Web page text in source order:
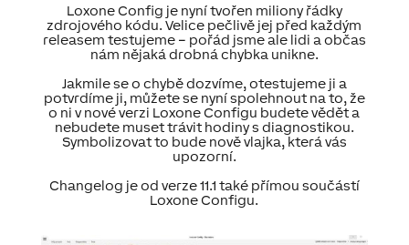
Loxone Config je nyní tvořen miliony řádky
zdrojového kódu. Velice pečlivě jej před každým
releasem testujeme – pořád jsme ale lidi a občas
nám nějaká drobná chybka unikne.
Jakmile se o chybě dozvíme, otestujeme ji a
potvrdíme ji, můžete se nyní spolehnout na to, že
o ni v nové verzi Loxone Configu budete vědět a
nebudete muset trávit hodiny s diagnostikou.
Symbolizovat to bude nově vlajka, která vás
upozorní.
Changelog je od verze 11.1 také přímou součástí
Loxone Configu.